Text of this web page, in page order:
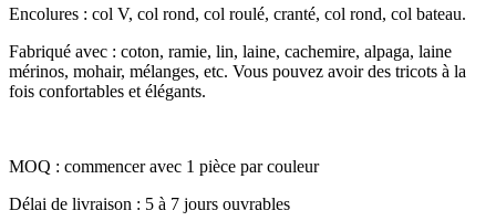
Encolures : col V, col rond, col roulé, cranté, col rond, col bateau.
Fabriqué avec : coton, ramie, lin, laine, cachemire, alpaga, laine
mérinos, mohair, mélanges, etc. Vous pouvez avoir des tricots à la
fois confortables et élégants.
MOQ : commencer avec 1 pièce par couleur
Délai de livraison : 5 à 7 jours ouvrables